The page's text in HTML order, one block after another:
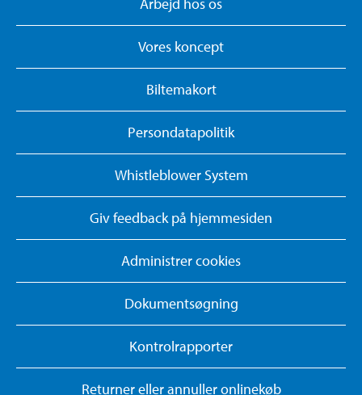
Arbejd hos os
Vores koncept
Biltemakort
Persondatapolitik
Whistleblower System
Giv feedback på hjemmesiden
Administrer cookies
Dokumentsøgning
Kontrolrapporter
Returner eller annuller onlinekøb